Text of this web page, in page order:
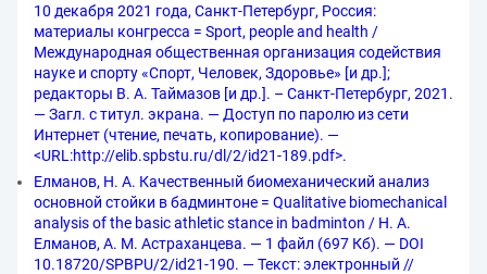
10 декабря 2021 года, Санкт-Петербург, Россия:
материалы конгресса = Sport, people and health /
Международная общественная организация содействия
науке и спорту «Спорт, Человек, Здоровье» [и др.];
редакторы В. А. Таймазов [и др.]. – Санкт-Петербург, 2021.
— Загл. с титул. экрана. — Доступ по паролю из сети
Интернет (чтение, печать, копирование). —
<URL:http://elib.spbstu.ru/dl/2/id21-189.pdf>.
Елманов, Н. А. Качественный биомеханический анализ
основной стойки в бадминтоне = Qualitative biomechanical
analysis of the basic athletic stance in badminton / Н. А.
Елманов, А. М. Астраханцева. — 1 файл (697 Кб). — DOI
10.18720/SPBPU/2/id21-190. — Текст: электронный //